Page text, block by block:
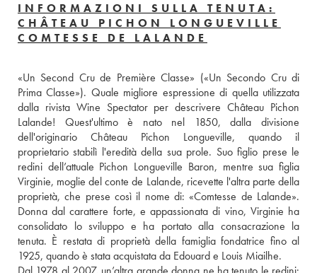
INFORMAZIONI SULLA TENUTA:
CHÂTEAU PICHON LONGUEVILLE
COMTESSE DE LALANDE
«Un Second Cru de Première Classe» («Un Secondo Cru di
Prima Classe»). Quale migliore espressione di quella utilizzata
dalla rivista Wine Spectator per descrivere Château Pichon
Lalande! Quest'ultimo è nato nel 1850, dalla divisione
dell'originario Château Pichon Longueville, quando il
proprietario stabilì l'eredità della sua prole. Suo figlio prese le
redini dell’attuale Pichon Longueville Baron, mentre sua figlia
Virginie, moglie del conte de Lalande, ricevette l'altra parte della
proprietà, che prese così il nome di: «Comtesse de Lalande».
Donna dal carattere forte, e appassionata di vino, Virginie ha
consolidato lo sviluppo e ha portato alla consacrazione la
tenuta. È restata di proprietà della famiglia fondatrice fino al
1925, quando è stata acquistata da Edouard e Louis Miailhe.